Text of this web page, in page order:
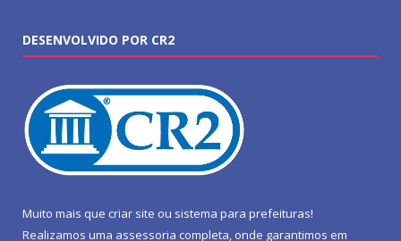
DESENVOLVIDO POR CR2
Muito mais que criar site ou sistema para prefeituras!
Realizamos uma assessoria completa, onde garantimos em